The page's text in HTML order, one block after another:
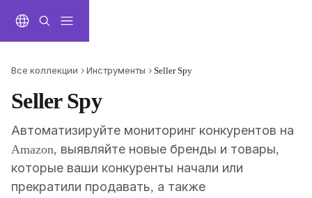
Все коллекции Инструменты Seller Spy
Seller Spy
Автоматизируйте мониторинг конкурентов на
Amazon, выявляйте новые бренды и товары,
которые ваши конкуренты начали или
прекратили продавать, а также